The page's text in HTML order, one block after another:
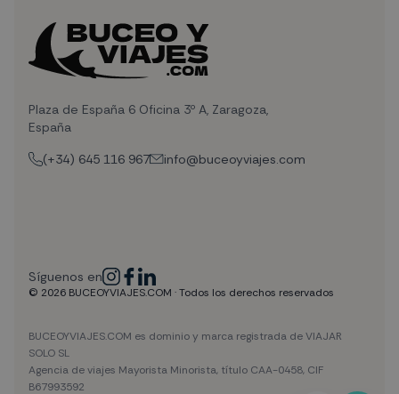
Plaza de España 6 Oficina 3º A, Zaragoza,
España
(+34) 645 116 967
info@buceoyviajes.com
Síguenos en
© 2026 BUCEOYVIAJES.COM · Todos los derechos reservados
BUCEOYVIAJES.COM es dominio y marca registrada de VIAJAR
SOLO SL
Agencia de viajes Mayorista Minorista, título CAA-0458, CIF
B67993592